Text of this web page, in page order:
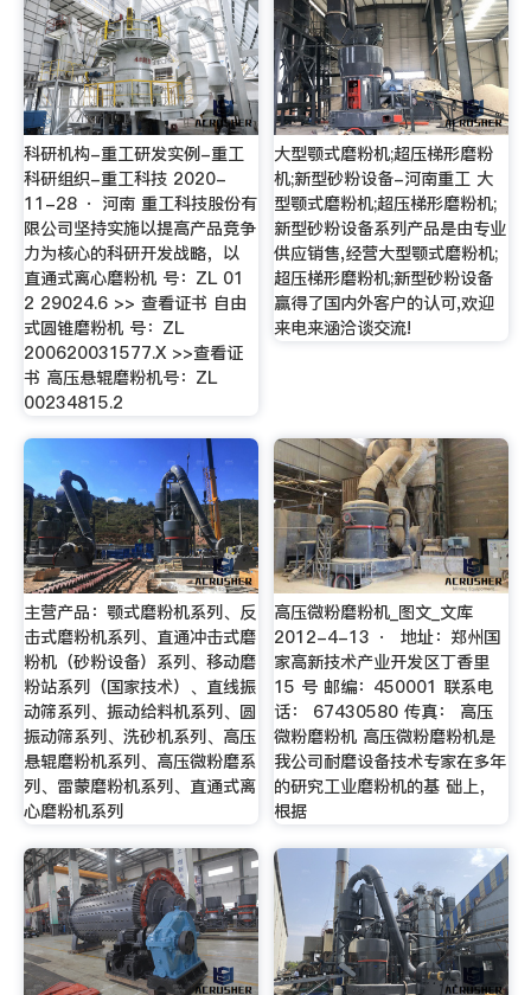
科研机构-重工研发实例-重工
科研组织-重工科技 2020-
11-28 · 河南 重工科技股份有
限公司坚持实施以提高产品竞争
力为核心的科研开发战略，以
直通式离心磨粉机 号：ZL 01
2 29024.6 >> 查看证书 自由
式圆锥磨粉机 号：ZL
200620031577.X >>查看证
书 高压悬辊磨粉机号：ZL
00234815.2
大型颚式磨粉机;超压梯形磨粉
机;新型砂粉设备-河南重工 大
型颚式磨粉机;超压梯形磨粉机;
新型砂粉设备系列产品是由专业
供应销售,经营大型颚式磨粉机;
超压梯形磨粉机;新型砂粉设备
赢得了国内外客户的认可,欢迎
来电来涵洽谈交流!
主营产品：颚式磨粉机系列、反
击式磨粉机系列、直通冲击式磨
粉机（砂粉设备）系列、移动磨
粉站系列（国家技术）、直线振
动筛系列、振动给料机系列、圆
振动筛系列、洗砂机系列、高压
悬辊磨粉机系列、高压微粉磨系
列、雷蒙磨粉机系列、直通式离
心磨粉机系列
高压微粉磨粉机_图文_文库
2012-4-13 · 地址：郑州国
家高新技术产业开发区丁香里
15 号 邮编：450001 联系电
话： 67430580 传真： 高压
微粉磨粉机 高压微粉磨粉机是
我公司耐磨设备技术专家在多年
的研究工业磨粉机的基 础上，
根据